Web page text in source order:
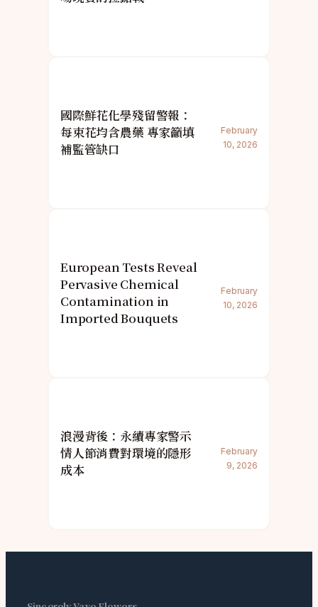
國際鮮花化學殘留警報：
每束花均含農藥 專家籲填
補監管缺口
February
10, 2026
European Tests Reveal
Pervasive Chemical
Contamination in
Imported Bouquets
February
10, 2026
浪漫背後：永續專家警示
情人節消費對環境的隱形
成本
February
9, 2026